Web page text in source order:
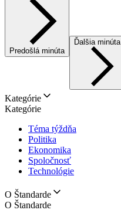
Predošlá minúta
Ďalšia minúta
Kategórie
Kategórie
Téma týždňa
Politika
Ekonomika
Spoločnosť
Technológie
O Štandarde
O Štandarde